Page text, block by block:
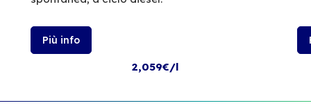
Più info
2,059€/l